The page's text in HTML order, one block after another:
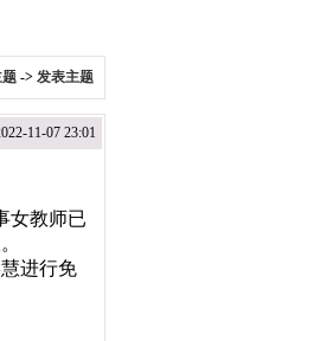
题 -> 发表主题
11-07 23:01
女教师已
进行免